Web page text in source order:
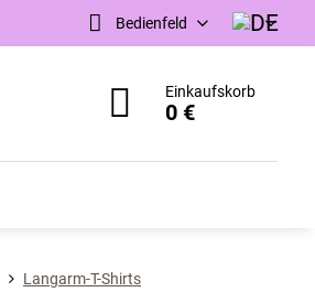
Bedienfeld
Einkaufskorb
0 €
Langarm-T-Shirts